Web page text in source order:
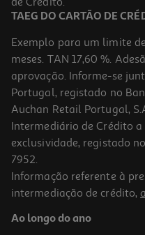
TAEG DO CARTÃO DE
Exemplo para um limite
meses. TAN 17,60 %.
aprovação. Informe-se
Portugal, registado no
Auchan Retail Portugal,
Intermediário de Crédito
exclusividade, registado
7952.
Informação referente à
intermediação de crédito,
Ao longo do ano